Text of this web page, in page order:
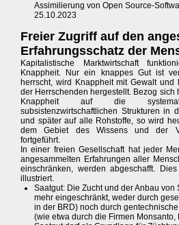
Assimilierung von Open Source-
25.10.2023
Freier Zugriff auf den
Erfahrungsschatz der
Kapitalistische Marktwirtschaft
Knappheit. Nur ein knappes Gut ist
herrscht, wird Knappheit mit Gewalt
der Herrschenden hergestellt. Bezog sich
Knappheit auf die
subsistenzwirtschaftlichen Strukturen in
und später auf alle Rohstoffe, so wird
dem Gebiet des Wissens und der
fortgeführt.
In einer freien Gesellschaft hat jeder
angesammelten Erfahrungen aller
einschränken, werden abgeschafft.
illustriert.
Saatgut: Die Zucht und der Anbau von
mehr eingeschränkt, weder durch
in der BRD) noch durch
(wie etwa durch die Firmen Monsanto,